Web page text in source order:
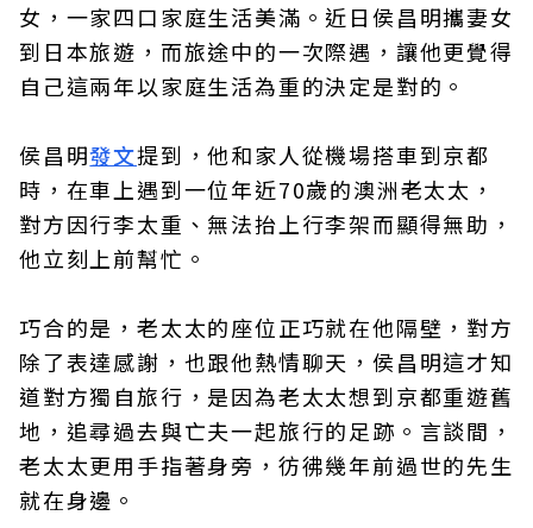
女，一家四口家庭生活美滿。近日侯昌明攜妻女
到日本旅遊，而旅途中的一次際遇，讓他更覺得
自己這兩年以家庭生活為重的決定是對的。
侯昌明發文提到，他和家人從機場搭車到京都
時，在車上遇到一位年近70歲的澳洲老太太，
對方因行李太重、無法抬上行李架而顯得無助，
他立刻上前幫忙。
巧合的是，老太太的座位正巧就在他隔壁，對方
除了表達感謝，也跟他熱情聊天，侯昌明這才知
道對方獨自旅行，是因為老太太想到京都重遊舊
地，追尋過去與亡夫一起旅行的足跡。言談間，
老太太更用手指著身旁，彷彿幾年前過世的先生
就在身邊。